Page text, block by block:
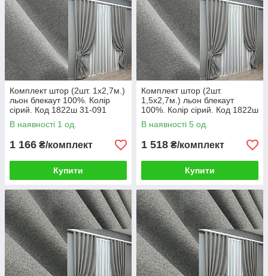
Комплект штор (2шт. 1х2,7м.)
льон блекаут 100%. Колір
сірий. Код 1822ш 31-091
В наявності 1 од.
1 166 ₴/комплект
Купити
Комплект штор (2шт.
1,5х2,7м.) льон блекаут
100%. Колір сірий. Код 1822ш
33-0821
В наявності 5 од.
1 518 ₴/комплект
Купити